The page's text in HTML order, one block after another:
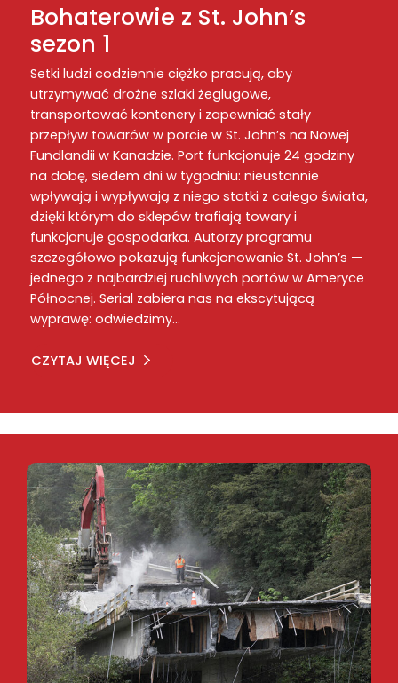
Bohaterowie z St. John’s
sezon 1
Setki ludzi codziennie ciężko pracują, aby
utrzymywać drożne szlaki żeglugowe,
transportować kontenery i zapewniać stały
przepływ towarów w porcie w St. John’s na Nowej
Fundlandii w Kanadzie. Port funkcjonuje 24 godziny
na dobę, siedem dni w tygodniu: nieustannie
wpływają i wypływają z niego statki z całego świata,
dzięki którym do sklepów trafiają towary i
funkcjonuje gospodarka. Autorzy programu
szczegółowo pokazują funkcjonowanie St. John’s —
jednego z najbardziej ruchliwych portów w Ameryce
Północnej. Serial zabiera nas na ekscytującą
wyprawę: odwiedzimy…
CZYTAJ WIĘCEJ